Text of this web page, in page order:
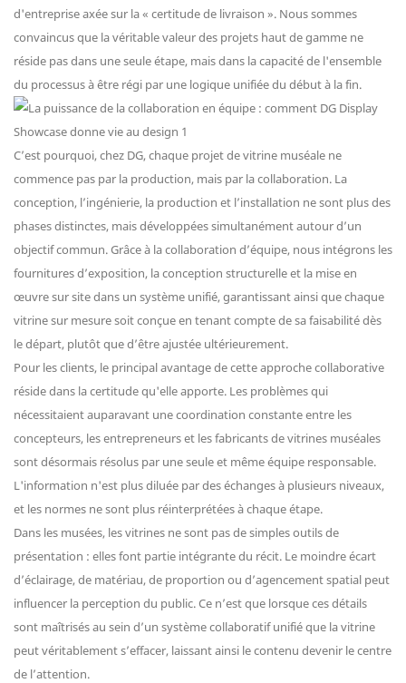
d'entreprise axée sur la « certitude de livraison ». Nous sommes
convaincus que la véritable valeur des projets haut de gamme ne
réside pas dans une seule étape, mais dans la capacité de l'ensemble
du processus à être régi par une logique unifiée du début à la fin.
C’est pourquoi, chez DG, chaque projet de vitrine muséale ne
commence pas par la production, mais par la collaboration. La
conception, l’ingénierie, la production et l’installation ne sont plus des
phases distinctes, mais développées simultanément autour d’un
objectif commun. Grâce à la collaboration d’équipe, nous intégrons les
fournitures d’exposition, la conception structurelle et la mise en
œuvre sur site dans un système unifié, garantissant ainsi que chaque
vitrine sur mesure soit conçue en tenant compte de sa faisabilité dès
le départ, plutôt que d’être ajustée ultérieurement.
Pour les clients, le principal avantage de cette approche collaborative
réside dans la certitude qu'elle apporte. Les problèmes qui
nécessitaient auparavant une coordination constante entre les
concepteurs, les entrepreneurs et les fabricants de vitrines muséales
sont désormais résolus par une seule et même équipe responsable.
L'information n'est plus diluée par des échanges à plusieurs niveaux,
et les normes ne sont plus réinterprétées à chaque étape.
Dans les musées, les vitrines ne sont pas de simples outils de
présentation : elles font partie intégrante du récit. Le moindre écart
d’éclairage, de matériau, de proportion ou d’agencement spatial peut
influencer la perception du public. Ce n’est que lorsque ces détails
sont maîtrisés au sein d’un système collaboratif unifié que la vitrine
peut véritablement s’effacer, laissant ainsi le contenu devenir le centre
de l’attention.